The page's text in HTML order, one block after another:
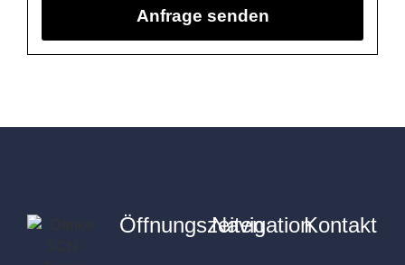
Öffnungszeiten
NavigationKontakt